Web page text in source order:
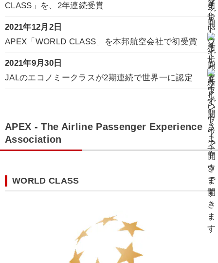
CLASS」を、2年連続受賞
2021年12月2日
APEX「WORLD CLASS」を本邦航空会社で初受賞
2021年9月30日
JALのエコノミークラスが2期連続で世界一に認定
APEX - The Airline Passenger Experience
Association
WORLD CLASS